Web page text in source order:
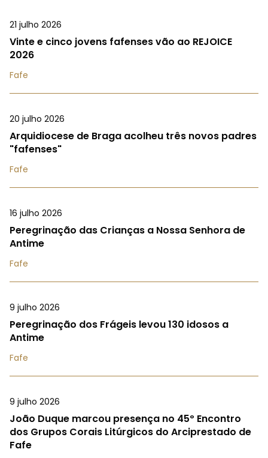
21 julho 2026
Vinte e cinco jovens fafenses vão ao REJOICE
2026
Fafe
20 julho 2026
Arquidiocese de Braga acolheu três novos padres
"fafenses"
Fafe
16 julho 2026
Peregrinação das Crianças a Nossa Senhora de
Antime
Fafe
9 julho 2026
Peregrinação dos Frágeis levou 130 idosos a
Antime
Fafe
9 julho 2026
João Duque marcou presença no 45º Encontro
dos Grupos Corais Litúrgicos do Arciprestado de
Fafe